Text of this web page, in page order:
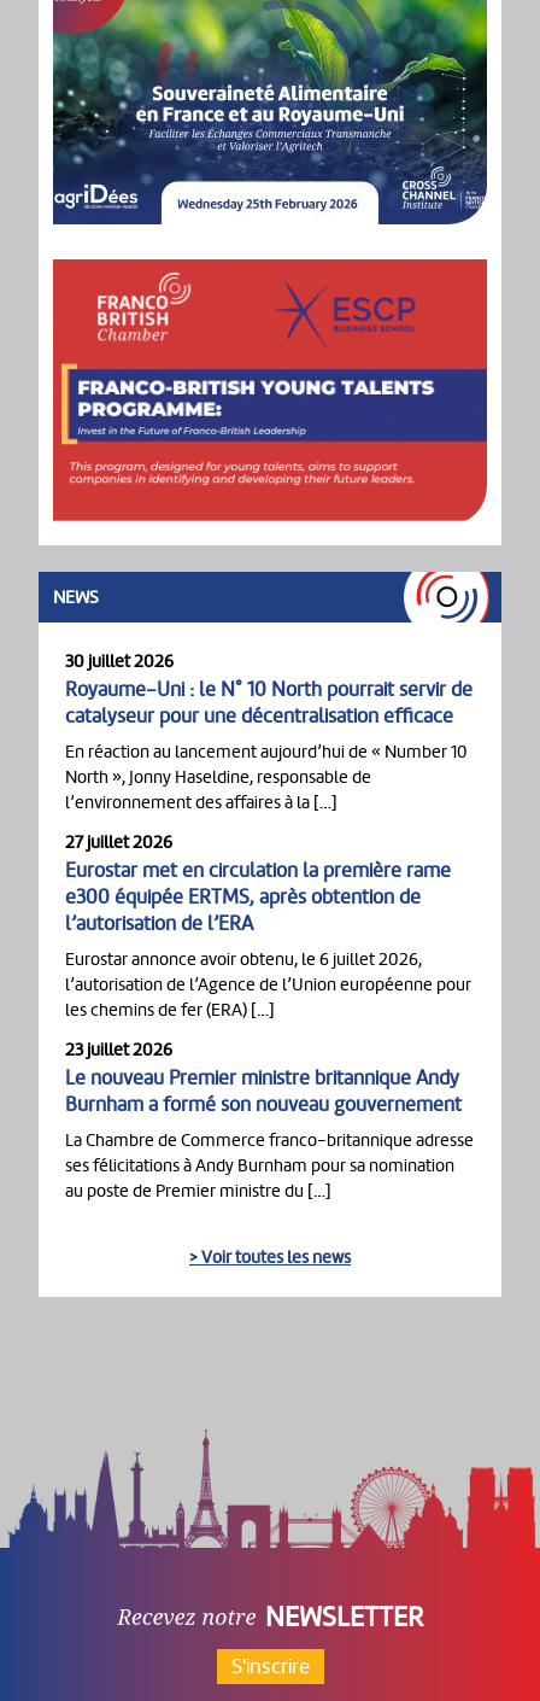
NEWS
30 juillet 2026
Royaume-Uni : le N° 10 North pourrait servir de
catalyseur pour une décentralisation efficace
En réaction au lancement aujourd’hui de « Number 10
North », Jonny Haseldine, responsable de
l’environnement des affaires à la […]
27 juillet 2026
Eurostar met en circulation la première rame
e300 équipée ERTMS, après obtention de
l’autorisation de l’ERA
Eurostar annonce avoir obtenu, le 6 juillet 2026,
l’autorisation de l’Agence de l’Union européenne pour
les chemins de fer (ERA) […]
23 juillet 2026
Le nouveau Premier ministre britannique Andy
Burnham a formé son nouveau gouvernement
La Chambre de Commerce franco-britannique adresse
ses félicitations à Andy Burnham pour sa nomination
au poste de Premier ministre du […]
> Voir toutes les news
NEWSLETTER
S'inscrire